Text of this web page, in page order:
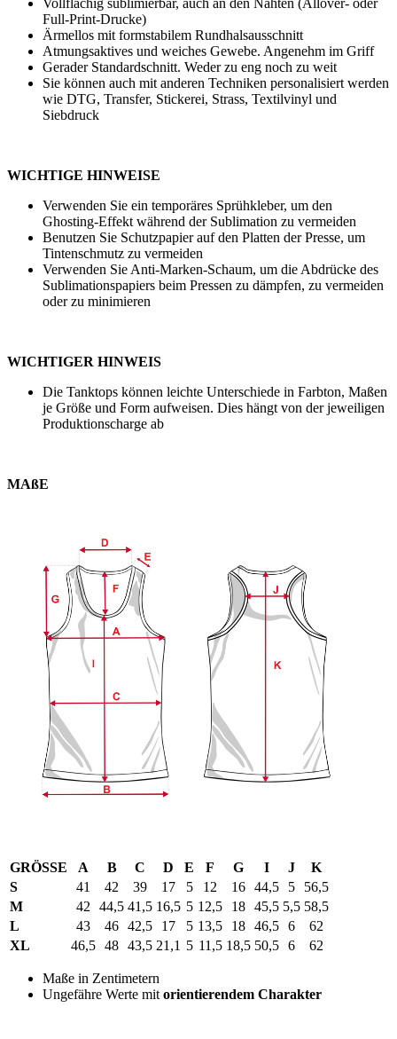
Full-Print-Drucke)
Ärmellos mit formstabilem Rundhalsausschnitt
Atmungsaktives und weiches Gewebe. Angenehm im Griff
Gerader Standardschnitt. Weder zu eng noch zu weit
Sie können auch mit anderen Techniken personalisiert werden
wie DTG, Transfer, Stickerei, Strass, Textilvinyl und
Siebdruck
WICHTIGE HINWEISE
Verwenden Sie ein temporäres Sprühkleber, um den
Ghosting-Effekt während der Sublimation zu vermeiden
Benutzen Sie Schutzpapier auf den Platten der Presse, um
Tintenschmutz zu vermeiden
Verwenden Sie Anti-Marken-Schaum, um die Abdrücke des
Sublimationspapiers beim Pressen zu dämpfen, zu vermeiden
oder zu minimieren
WICHTIGER HINWEIS
Die Tanktops können leichte Unterschiede in Farbton, Maßen
je Größe und Form aufweisen. Dies hängt von der jeweiligen
Produktionscharge ab
MAßE
GRÖSSE A B C D E F G I J
K
S
41 42 39 17 5 12 16 44,5 5
56,5
M
42 44,5 41,5 16,5 5 12,5 18 45,5 5,5 58,5
L
43 46 42,5 17 5 13,5 18 46,5 6
62
XL
46,5 48 43,5 21,1 5 11,5 18,5 50,5 6 62
Maße in Zentimetern
Ungefähre Werte mit orientierendem Charakter